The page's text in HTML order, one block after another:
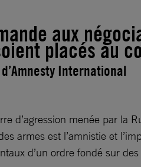
aux
placés au
International
d’agression menée par la
armes est l’amnistie et
d’un ordre fondé sur des